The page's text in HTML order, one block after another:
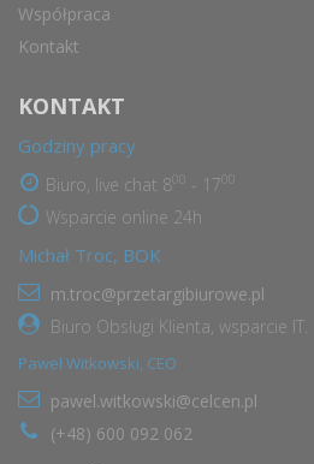
Współpraca
Kontakt
KONTAKT
Godziny pracy
Biuro, live chat 8 - 17
Wsparcie online 24h
Michał Troc, BOK
m.troc@przetargibiurowe.pl
Biuro Obsługi Klienta, wsparcie IT.
Paweł Witkowski, CEO
pawel.witkowski@celcen.pl
(+48) 600 092 062